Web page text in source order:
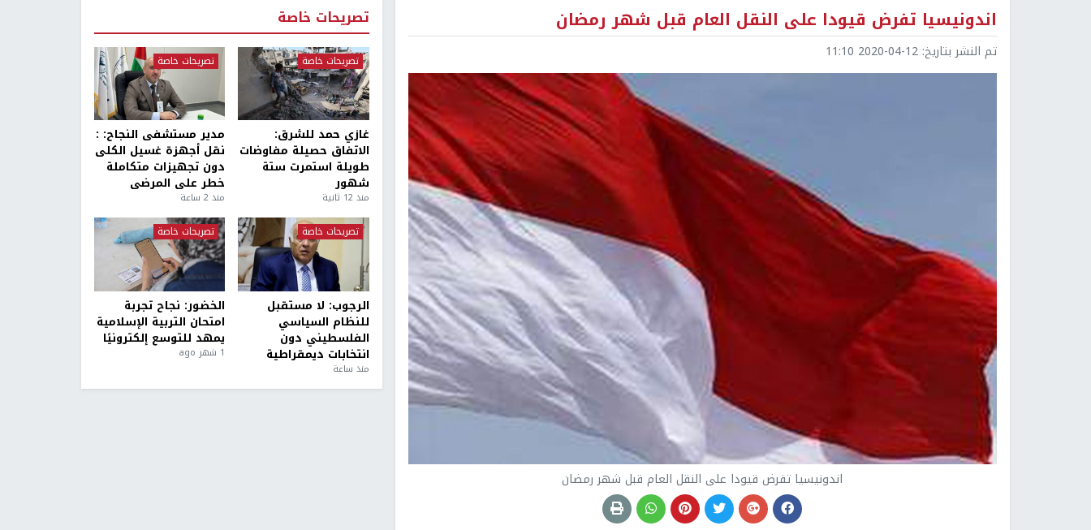
اندونيسيا تفرض قيودا على النقل العام قبل شهر رمضان
تم النشر بتاريخ: 2020-04-12 11:10
اندونيسيا تفرض قيودا على النقل العام قبل شهر رمضان
تصريحات خاصة
تصريحات خاصة
غازي حمد للشرق:
الاتفاق حصيلة مفاوضات
طويلة استمرت ستة
شهور
منذ 12 ثانية
تصريحات خاصة
مدير مستشفى النجاح: :
نقل أجهزة غسيل الكلى
دون تجهيزات متكاملة
خطر على المرضى
منذ 2 ساعة
تصريحات خاصة
الرجوب: لا مستقبل
للنظام السياسي
الفلسطيني دون
انتخابات ديمقراطية
منذ ساعة
تصريحات خاصة
الخضور: نجاح تجربة
امتحان التربية الإسلامية
يمهد للتوسع إلكترونيًا
1 شهر ago